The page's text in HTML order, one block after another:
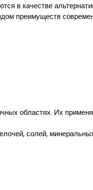
в качестве
преимуществ
областях. Их
солей,